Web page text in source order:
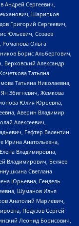
Андрей Сергеевич,
Шарипков
Григорий Сергеевич,
Юльевич, Созаев
Романова Ольга
Борис Альбертович,
Верховский Александр
Татьяна
Татьяна Николаевна,
Ян Збигневич, Жемкова
Юлия Юрьевна,
Аверин Владимир
Алексеевич,
Гефтер Валентин
Ирина Анатольевна,
Владимировна,
Владимирович, Беляев
Светлана
Юрьевна, Гендель
Шуманов Илья
Анатолий Мариевич,
Подузов Сергей
Леонид Борисович,